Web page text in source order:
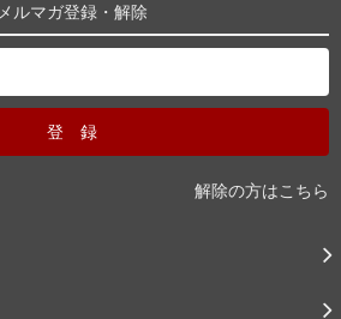
メルマガ登録・解除
解除の方はこちら